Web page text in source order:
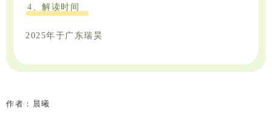
4、解读时间
2025年于广东瑞昊
作者：晨曦